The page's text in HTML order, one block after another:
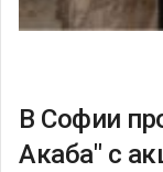
В Софии
Акаба" с